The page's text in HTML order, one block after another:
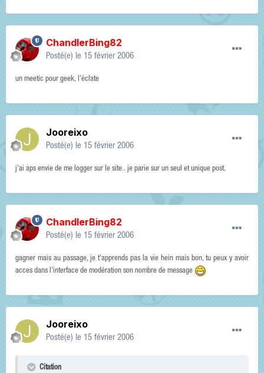
ChandlerBing82
Posté(e) le 15 février 2006
un meetic pour geek, l'éclate
Jooreixo
Posté(e) le 15 février 2006
j'ai aps envie de me logger sur le site.. je parie sur un seul et unique post.
ChandlerBing82
Posté(e) le 15 février 2006
gagner mais au passage, je t'apprends pas la vie hein mais bon, tu peux y avoir
acces dans l'interface de modération son nombre de message
Jooreixo
Posté(e) le 15 février 2006
Citation